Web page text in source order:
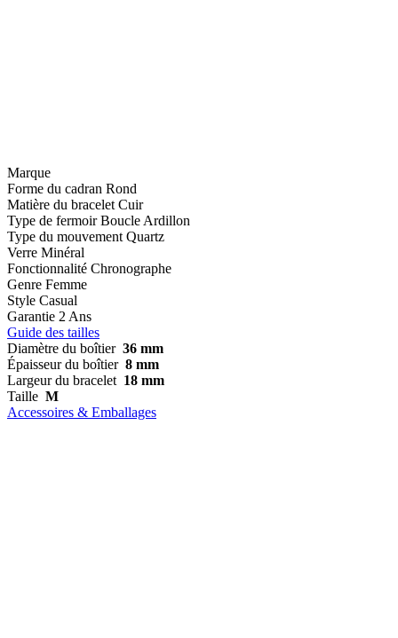
Marque
Forme du cadran Rond
Matière du bracelet Cuir
Type de fermoir Boucle Ardillon
Type du mouvement Quartz
Verre Minéral
Fonctionnalité Chronographe
Genre Femme
Style Casual
Garantie 2 Ans
Guide des tailles
Diamètre du boîtier 36 mm
Épaisseur du boîtier 8 mm
Largeur du bracelet 18 mm
Taille M
Accessoires & Emballages